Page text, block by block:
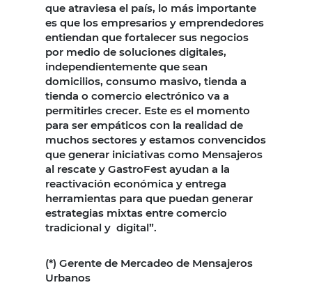
que atraviesa el país, lo más importante
es que los empresarios y emprendedores
entiendan que fortalecer sus negocios
por medio de soluciones digitales,
independientemente que sean
domicilios, consumo masivo, tienda a
tienda o comercio electrónico va a
permitirles crecer. Este es el momento
para ser empáticos con la realidad de
muchos sectores y estamos convencidos
que generar iniciativas como Mensajeros
al rescate y GastroFest ayudan a la
reactivación económica y entrega
herramientas para que puedan generar
estrategias mixtas entre comercio
tradicional y digital”.
(*) Gerente de Mercadeo de Mensajeros
Urbanos